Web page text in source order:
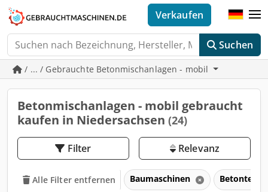
Suchen
Verkaufen
/ ... / Gebrauchte Betonmischanlagen - mobil
Betonmischanlagen - mobil gebraucht
kaufen in Niedersachsen (24)
Filter Relevanz
Alle Filter entfernen Baumaschinen